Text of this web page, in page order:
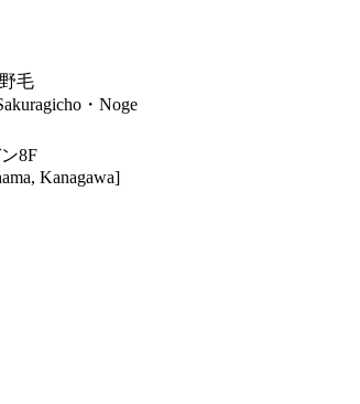
毛
・Noge
8F
Kanagawa]